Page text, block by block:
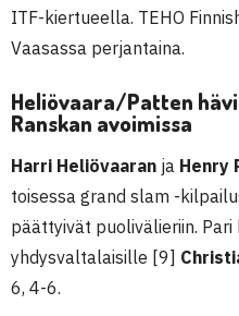
ITF-kiertueella. TEHO
Vaasassa perjantaina.
Heliövaara/Patten
Ranskan avoimissa
Harri Heliövaaran ja Henry
toisessa grand slam -
päättyivät puolivälieriin. Pari
yhdysvaltalaisille [9]
6, 4-6.